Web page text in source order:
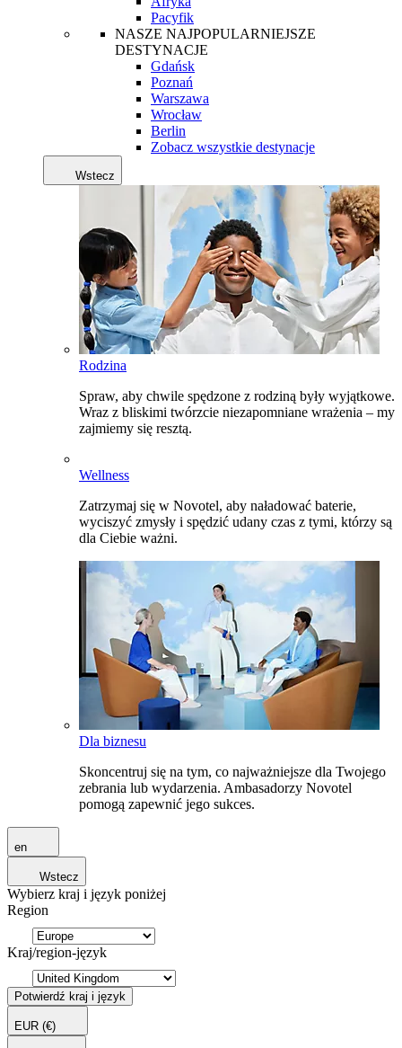
Pacyfik
NASZE NAJPOPULARNIEJSZE
DESTYNACJE
Gdańsk
Poznań
Warszawa
Wrocław
Berlin
Zobacz wszystkie destynacje
Wstecz
Rodzina
Spraw, aby chwile spędzone z rodziną były wyjątkowe.
Wraz z bliskimi twórzcie niezapomniane wrażenia – my
zajmiemy się resztą.
Wellness
Zatrzymaj się w Novotel, aby naładować baterie,
wyciszyć zmysły i spędzić udany czas z tymi, którzy są
dla Ciebie ważni.
Dla biznesu
Skoncentruj się na tym, co najważniejsze dla Twojego
zebrania lub wydarzenia. Ambasadorzy Novotel
pomogą zapewnić jego sukces.
en
Wstecz
Wybierz kraj i język poniżej
Region
Kraj/region-język
Potwierdź kraj i język
EUR (€)